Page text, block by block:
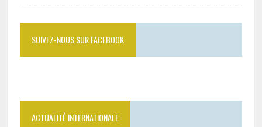
SUIVEZ-NOUS SUR FACEBOOK
ACTUALITÉ INTERNATIONALE